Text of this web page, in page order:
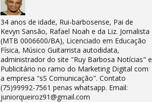
34 anos de idade, Rui-barbosense, Pai de
Kevyn Sansão, Rafael Noah e da Liz. Jornalista
(MTB 0006600/BA), Licenciado em Educação
Física, Músico Guitarrista autodidata,
administrador do site "Ruy Barbosa Notícias" e
Publicitário no ramo do Marketing Digital com
a empresa "sS Comunicação". Contato
(75)99992-7561 penas whatsapp. Email:
juniorqueiroz91@gmail.com